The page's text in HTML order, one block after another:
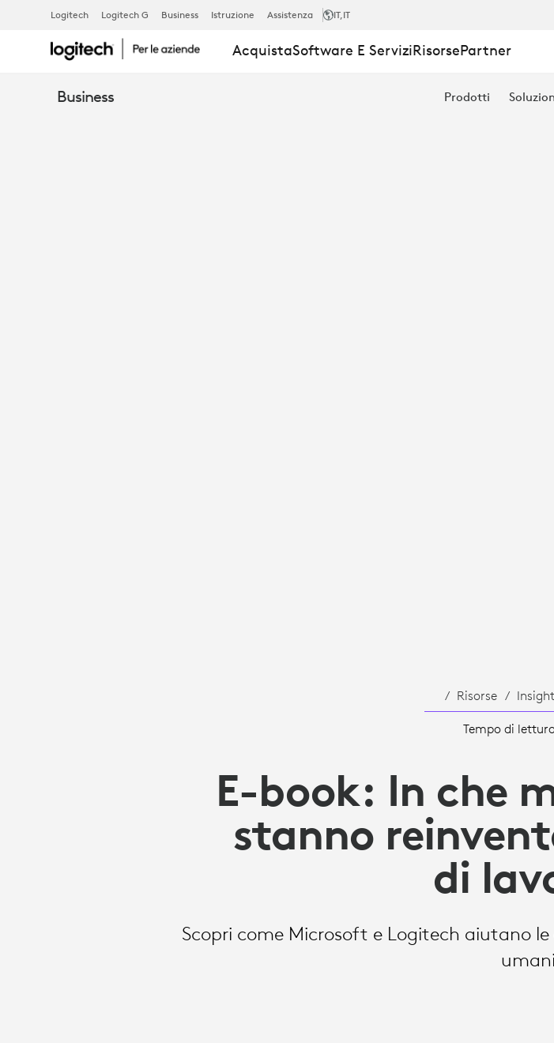
E-
BOOK:
Logitech Logitech G Business Istruzione Assistenza IT,IT
AcquistaSoftware E ServiziRisorsePartner
Business Prodotti
Risorse Insight
Tempo di
E-book: In che
stanno
di
Scopri come Microsoft e Logitech aiutano